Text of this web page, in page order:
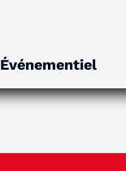
Événementiel